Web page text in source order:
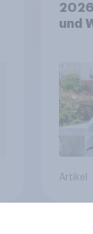
und
Artikel